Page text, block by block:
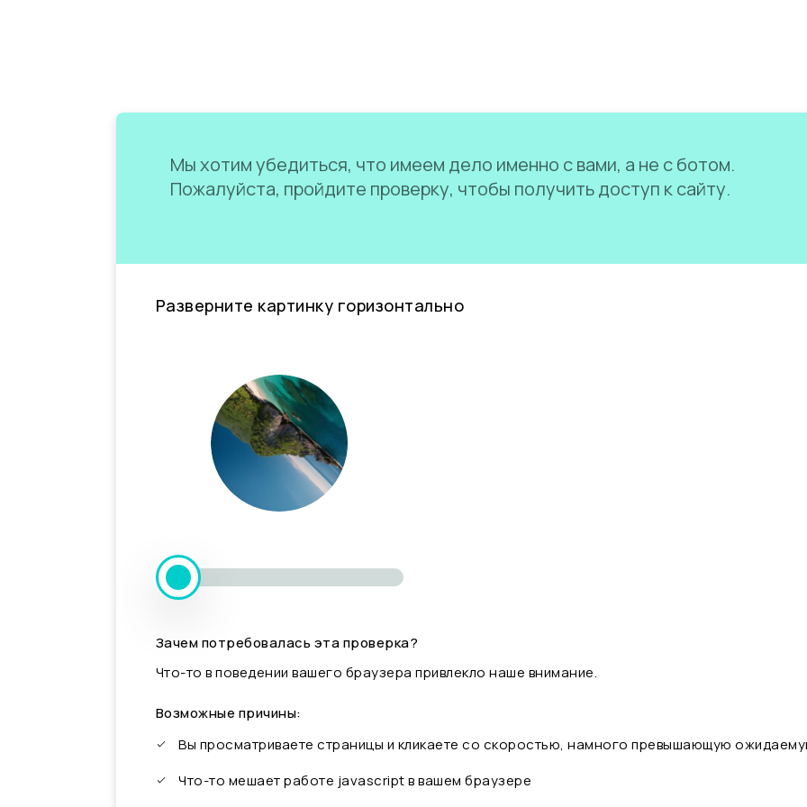
Мы хотим убедиться, что имеем дело именно с вами, а не с ботом.
Пожалуйста, пройдите проверку, чтобы получить доступ к сайту.
Разверните картинку горизонтально
Зачем потребовалась эта проверка?
Что-то в поведении вашего браузера привлекло наше внимание.
Возможные причины:
Вы просматриваете страницы и кликаете со скоростью, намного превышающую
Что-то мешает работе javascript в вашем браузере